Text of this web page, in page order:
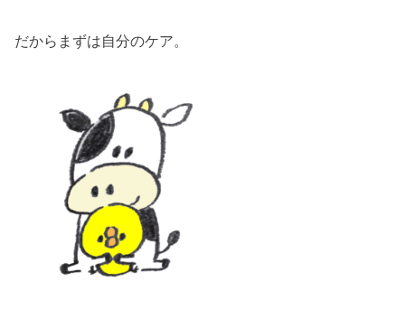
だからまずは自分のケア。